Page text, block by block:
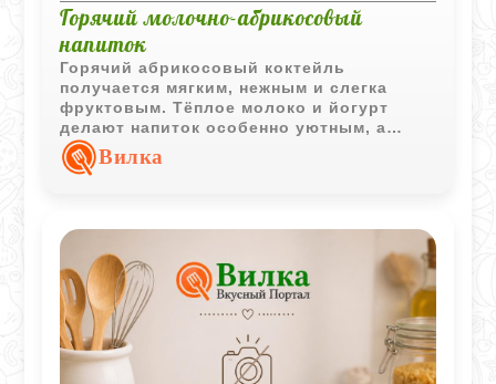
Горячий молочно-абрикосовый
напиток
Горячий абрикосовый коктейль
получается мягким, нежным и слегка
фруктовым. Тёплое молоко и йогурт
делают напиток особенно уютным, а
абрикосовый сок добавляет приятную
сладкую кислинку.
Вилка